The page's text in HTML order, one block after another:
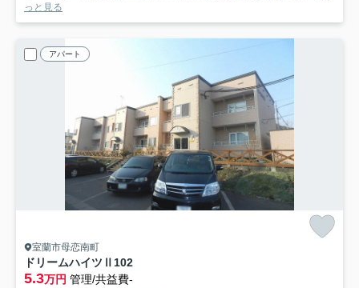
っと見る
アパート
室蘭市母恋南町
ドリームハイツⅡ 102
5.3万円 管理/共益費-